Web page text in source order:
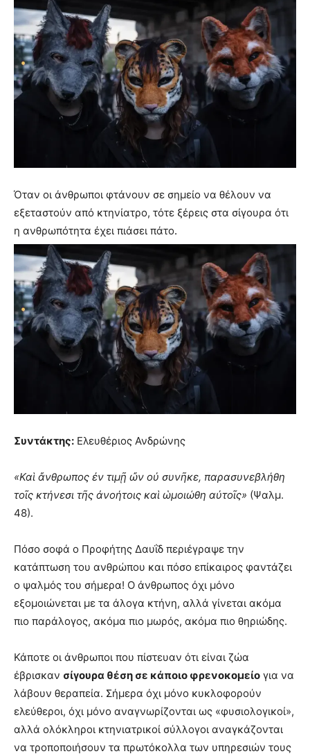
Όταν οι άνθρωποι φτάνουν σε σημείο να θέλουν να
εξεταστούν από κτηνίατρο, τότε ξέρεις στα σίγουρα ότι
η ανθρωπότητα έχει πιάσει πάτο.
Συντάκτης: Ελευθέριος Ανδρώνης
«Καὶ ἄνθρωπος ἐν τιμῇ ὤν οὐ συνῆκε, παρασυνεβλήθη
τοῖς κτήνεσι τῆς ἀνοήτοις καὶ ὡμοιώθη αὐτοῖς» (Ψαλμ.
48).
Πόσο σοφά ο Προφήτης Δαυΐδ περιέγραψε την
κατάπτωση του ανθρώπου και πόσο επίκαιρος φαντάζει
ο ψαλμός του σήμερα! Ο άνθρωπος όχι μόνο
εξομοιώνεται με τα άλογα κτήνη, αλλά γίνεται ακόμα
πιο παράλογος, ακόμα πιο μωρός, ακόμα πιο θηριώδης.
Κάποτε οι άνθρωποι που πίστευαν ότι είναι ζώα
έβρισκαν σίγουρα θέση σε κάποιο φρενοκομείο για να
λάβουν θεραπεία. Σήμερα όχι μόνο κυκλοφορούν
ελεύθεροι, όχι μόνο αναγνωρίζονται ως «φυσιολογικοί»,
αλλά ολόκληροι κτηνιατρικοί σύλλογοι αναγκάζονται
να τροποποιήσουν τα πρωτόκολλα των υπηρεσιών τους